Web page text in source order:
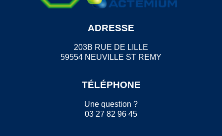
ADRESSE
203B RUE DE LILLE
59554 NEUVILLE ST REMY
TÉLÉPHONE
Une question ?
03 27 82 96 45